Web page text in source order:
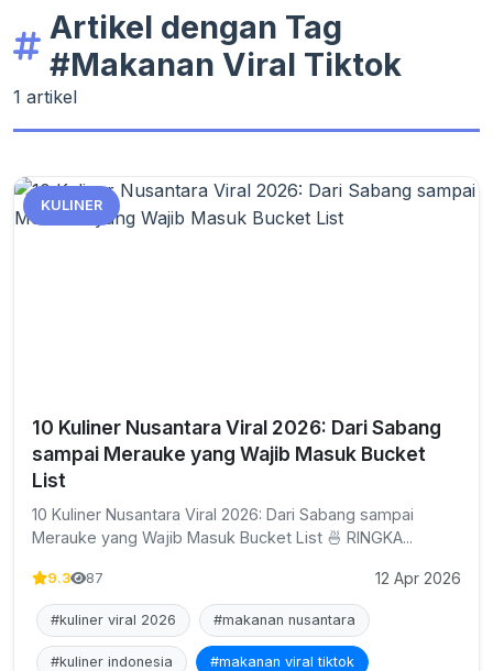
Artikel dengan Tag
#Makanan Viral Tiktok
1 artikel
KULINER
10 Kuliner Nusantara Viral 2026: Dari Sabang
sampai Merauke yang Wajib Masuk Bucket
List
10 Kuliner Nusantara Viral 2026: Dari Sabang sampai
Merauke yang Wajib Masuk Bucket List 🍜 RINGKA...
9.3 87 12 Apr 2026
#kuliner viral 2026 #makanan nusantara
#kuliner indonesia #makanan viral tiktok